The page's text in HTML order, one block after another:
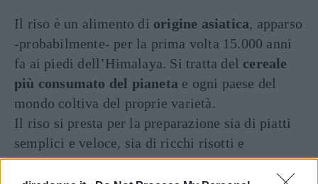
Il riso è un alimento di origine asiatica, apparso
-probabilmente- per la prima volta 15.000 anni
fa ai piedi dell’Himalaya. Si tratta del cereale
più consumato del pianeta e ogni paese del
mondo coltiva del proprie varietà.
Il riso si presta per la preparazione sia di piatti
semplici e veloce, sia di ricchi risotti e
sostanziosi piatti unici.